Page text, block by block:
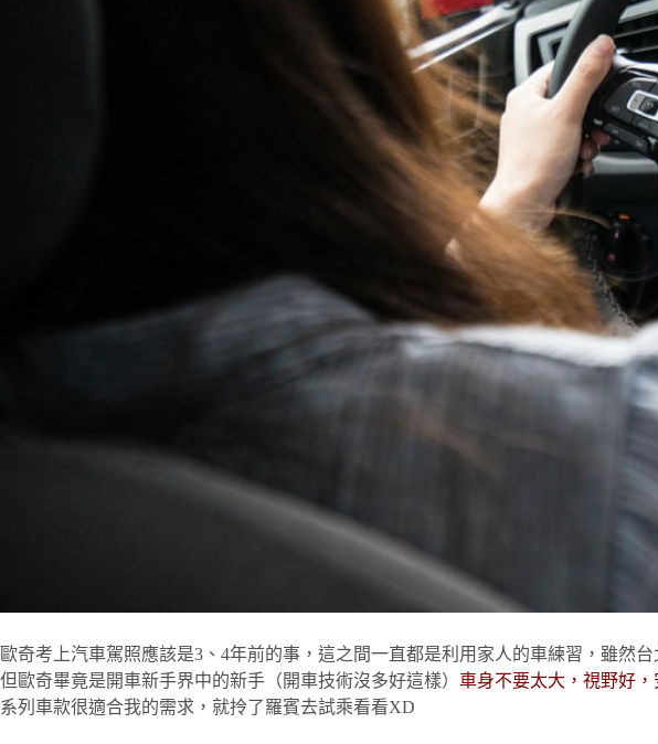
歐奇考上汽車駕照應該是3、4年前的事，這之間一直都是利用家人的車練習，雖然
但歐奇畢竟是開車新手界中的新手（開車技術沒多好這樣） 車身不要太大，視野好
系列車款很適合我的需求，就拎了羅賓去試乘看看XD